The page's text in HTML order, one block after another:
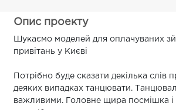
Опис проекту
Шукаємо моделей для оплачуваних
привітань у Києві
Потрібно буде сказати декілька слів
деяких випадках танцювати.
важливими. Головне щира посмішка